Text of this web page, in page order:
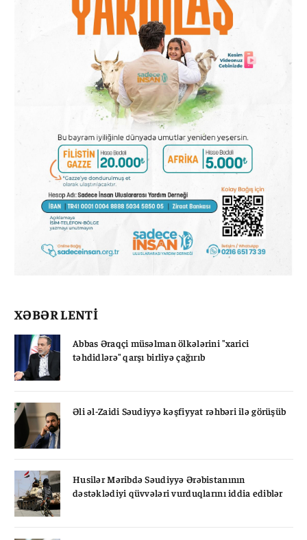
XƏBƏR LENTİ
Abbas Əraqçi müsəlman ölkələrini "xarici
təhdidlərə" qarşı birliyə çağırıb
Əli əl-Zaidi Səudiyyə kəşfiyyat rəhbəri ilə görüşüb
Husilər Məribdə Səudiyyə Ərəbistanının
dəstəklədiyi qüvvələri vurduqlarını iddia ediblər